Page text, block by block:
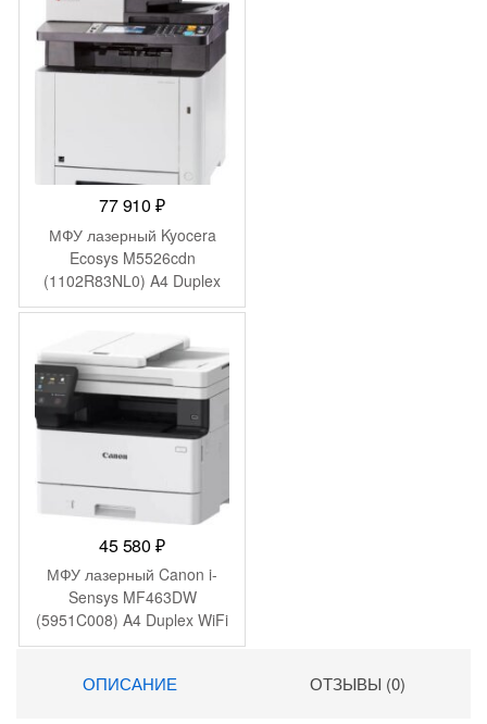
77 910₽
МФУ лазерный Kyocera
Ecosys M5526cdn
(1102R83NL0) A4 Duplex
Net белый
45 580₽
МФУ лазерный Canon i-
Sensys MF463DW
(5951C008) A4 Duplex WiFi
белый
ОПИСАНИЕ ОТЗЫВЫ (0)